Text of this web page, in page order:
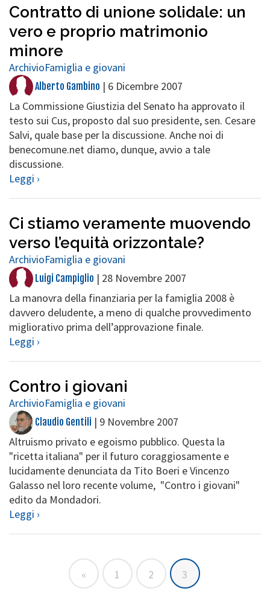
Contratto di unione solidale: un
vero e proprio matrimonio
minore
ArchivioFamiglia e giovani
Alberto Gambino | 6 Dicembre 2007
La Commissione Giustizia del Senato ha approvato il
testo sui Cus, proposto dal suo presidente, sen. Cesare
Salvi, quale base per la discussione. Anche noi di
benecomune.net diamo, dunque, avvio a tale
discussione.
Leggi ›
Ci stiamo veramente muovendo
verso l’equità orizzontale?
ArchivioFamiglia e giovani
Luigi Campiglio | 28 Novembre 2007
La manovra della finanziaria per la famiglia 2008 è
davvero deludente, a meno di qualche provvedimento
migliorativo prima dell’approvazione finale.
Leggi ›
Contro i giovani
ArchivioFamiglia e giovani
Claudio Gentili | 9 Novembre 2007
Altruismo privato e egoismo pubblico. Questa la
"ricetta italiana" per il futuro coraggiosamente e
lucidamente denunciata da Tito Boeri e Vincenzo
Galasso nel loro recente volume, "Contro i giovani"
edito da Mondadori.
Leggi ›
« 1 2 3